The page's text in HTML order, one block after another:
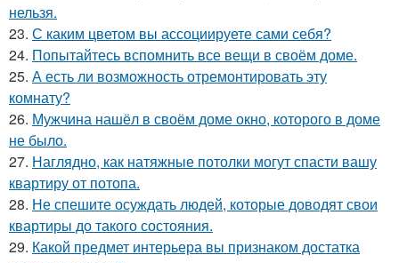
нельзя.
23. С каким цветом вы ассоциируете сами себя?
24. Попытайтесь вспомнить все вещи в своём доме.
25. А есть ли возможность отремонтировать эту
комнату?
26. Мужчина нашёл в своём доме окно, которого в доме
не было.
27. Наглядно, как натяжные потолки могут спасти вашу
квартиру от потопа.
28. Не спешите осуждать людей, которые доводят свои
квартиры до такого состояния.
29. Какой предмет интерьера вы признаком достатка